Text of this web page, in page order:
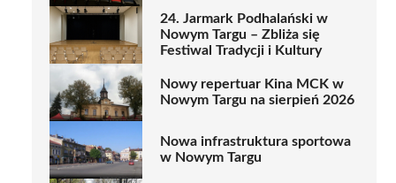
24. Jarmark Podhalański w
Nowym Targu – Zbliża się
Festiwal Tradycji i Kultury
Nowy repertuar Kina MCK w
Nowym Targu na sierpień 2026
Nowa infrastruktura sportowa
w Nowym Targu